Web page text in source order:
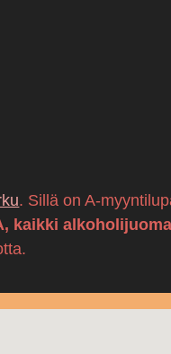
. Sillä on A-
kaikki